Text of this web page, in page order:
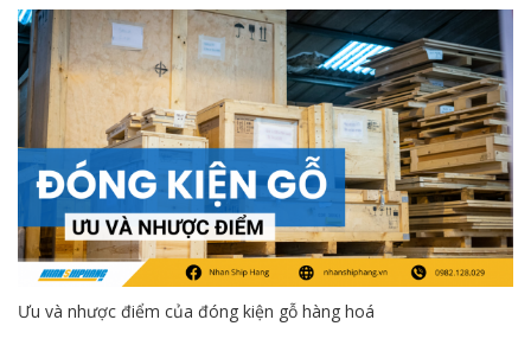
Ưu và nhược điểm của đóng kiện gỗ hàng hoá